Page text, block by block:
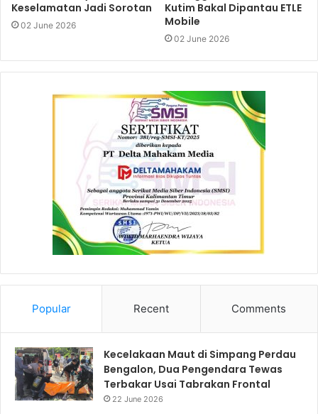
Keselamatan Jadi Sorotan
02 June 2026
Kutim Bakal Dipantau ETLE
Mobile
02 June 2026
Popular Recent Comments
Kecelakaan Maut di Simpang Perdau
Bengalon, Dua Pengendara Tewas
Terbakar Usai Tabrakan Frontal
22 June 2026